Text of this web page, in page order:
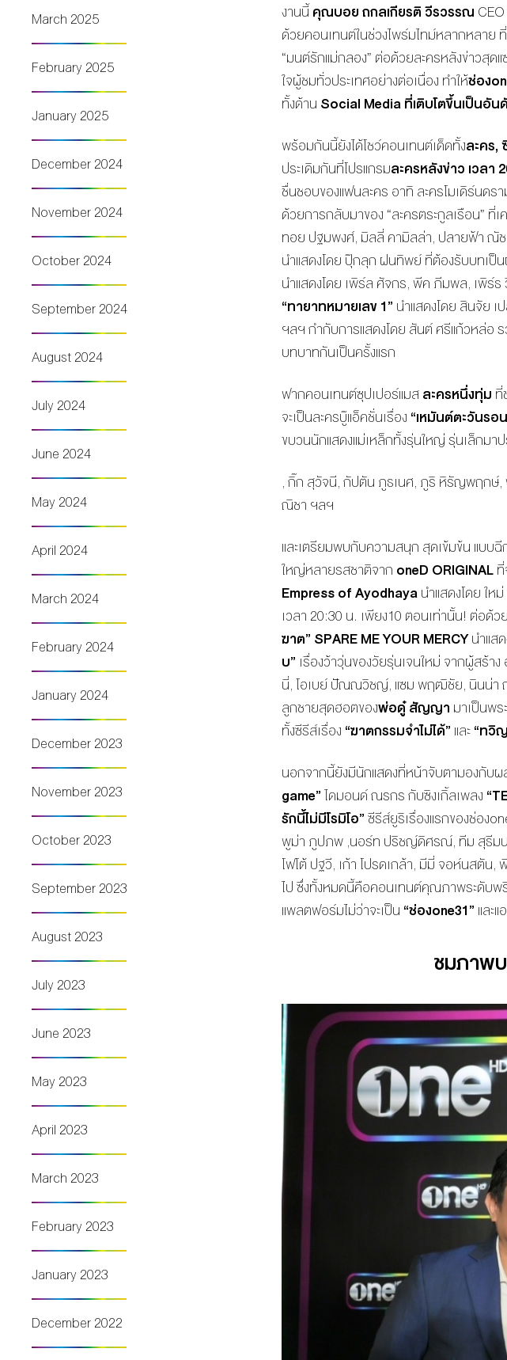
งานนี้คุณบอย ถกลเกียรติ วีรวรรณ
ด้วยคอนเทนต์ในช่วงไพร์มไทม์หลากหลาย
“มนต์รักแม่กลอง” ต่อด้วยละครหลังข่าวสุดแ
ใจผู้ชมทั่วประเทศอย่างต่อเนื่อง ทำให้ช่อง
ทั้งด้าน Social Media ที่เติบโตขึ้นเป็นอัน
พร้อมกันนี้ยังได้โชว์คอนเทนต์เด็ดทั้งละคร,
ประเดิมกันที่โปรแกรมละครหลังข่าว เวลา
ชื่นชอบของแฟนละคร อาทิ ละครโมเดิร์นดร
ด้วยการกลับมาของ “ละครตระกูลเรือน” ที่
ทอย ปฐมพงศ์, มิลลี่ คามิลล่า, ปลายฟ้า ณั
นำแสดงโดย ปุ๊กลุก ฝนทิพย์ ที่ต้องรับบทเป็
นำแสดงโดย เพิร์ล ศัจกร, พีค ภีมพล, เพิร์
“ทายาทหมายเลข 1” นำแสดงโดย สินจัย
ฯลฯ กำกับการแสดงโดย สันต์ ศรีแก้วหล่อ
บทบาทกันเป็นครั้งแรก
ฟากคอนเทนต์ซุปเปอร์แมสละครหนึ่งทุ่ม ที่
จะเป็นละครบู๊แอ็คชั่นเรื่อง “เหมันต์ตะวันรอ
ขบวนนักแสดงแม่เหล็กทั้งรุ่นใหญ่ รุ่นเล็กม
, กิ๊ก สุวัจนี, กัปตัน ภูธเนศ, ภูริ หิรัญพฤกษ์
ณิชา ฯลฯ
และเตรียมพบกับความสนุก สุดเข้มข้น แบบ
ใหญ่หลายรสชาติจาก oneD ORIGINAL
Empress of Ayodhayaนำแสดงโดย ใ
เวลา 20:30 น. เพียง10 ตอนเท่านั้น! ต่อด้ว
ฆาต” SPARE ME YOUR MERCYนำแส
บ” เรื่องว้าวุ่นของวัยรุ่นเจนใหม่ จากผู้สร้
นี่, โอเบย์ ปัณณวิชญ์, แซม พฤฒิชัย, นินน่า
ลูกชายสุดฮอตของพ่อดู๋ สัญญา มาเป็นพร
ทั้งซีรีส์เรื่อง “ฆาตกรรมจำไม่ได้” และ“ทวิ
นอกจากนี้ยังมีนักแสดงที่หน้าจับตามองกับ
game”ไดมอนด์ ณรกร กับซิงเกิ้ลเพลง “
รักนี้ไม่มีโรมิโอ”ซีรีส์ยูริเรื่องแรกของช่อง
พูม่า ภูปภพ ,นอร์ท ปริชญ์ดิศรณ์, ทีม สุธีม
โฟโต้ ปฐวี, เก้า โปรดเกล้า, มีมี่ จอห์นสตั
ไป ซึ่งทั้งหมดนี้คือคอนเทนต์คุณภาพระดับพ
แพลตฟอร์มไม่ว่าจะเป็น “ช่องone31” และ
ชมภาพ
March 2025
February 2025
January 2025
December 2024
November 2024
October 2024
September 2024
August 2024
July 2024
June 2024
May 2024
April 2024
March 2024
February 2024
January 2024
December 2023
November 2023
October 2023
September 2023
August 2023
July 2023
June 2023
May 2023
April 2023
March 2023
February 2023
January 2023
December 2022